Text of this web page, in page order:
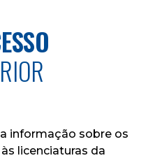
informação sobre os
licenciaturas da